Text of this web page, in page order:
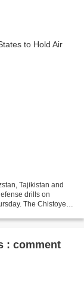
Tajikistan and
drills on
The Chistoye
: comment